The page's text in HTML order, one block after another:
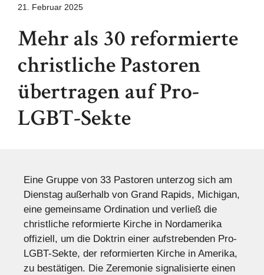
21. Februar 2025
Mehr als 30 reformierte
christliche Pastoren
übertragen auf Pro-
LGBT-Sekte
Eine Gruppe von 33 Pastoren unterzog sich am
Dienstag außerhalb von Grand Rapids, Michigan,
eine gemeinsame Ordination und verließ die
christliche reformierte Kirche in Nordamerika
offiziell, um die Doktrin einer aufstrebenden Pro-
LGBT-Sekte, der reformierten Kirche in Amerika,
zu bestätigen. Die Zeremonie signalisierte einen